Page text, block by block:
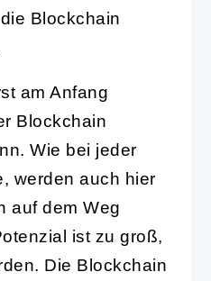
Blockchain
am Anfang
Blockchain
Wie bei jeder
werden auch hier
auf dem Weg
ist zu groß,
Die Blockchain